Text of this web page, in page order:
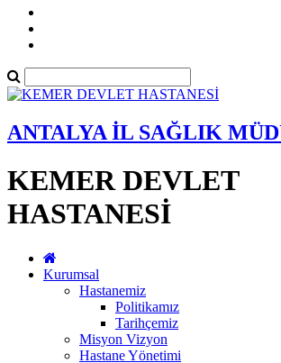
ANTALYA İL SAĞLIK
KEMER DEVLET
HASTANESİ
Kurumsal
Hastanemiz
Politikamız
Tarihçemiz
Misyon Vizyon
Hastane Yönetimi